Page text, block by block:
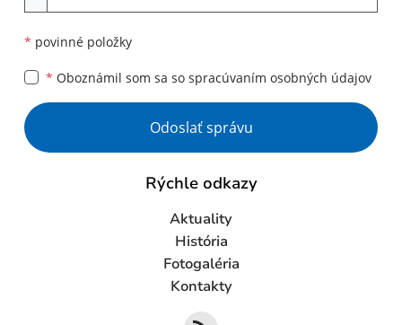
* povinné položky
* Oboznámil som sa so spracúvaním osobných údajov
Google reCaptcha Response
Odoslať správu
Rýchle odkazy
Aktuality
História
Fotogaléria
Kontakty